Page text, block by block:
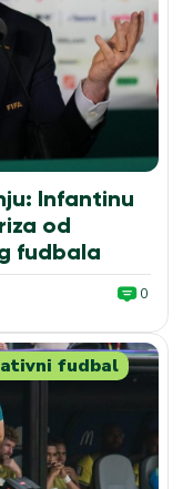
Infantinu
od
fudbala
0
fudbal